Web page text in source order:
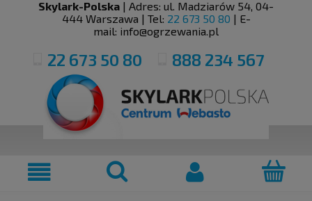
Skylark-Polska | Adres: ul. Madziarów 54, 04-
444 Warszawa | Tel: 22 673 50 80 | E-
mail: info@ogrzewania.pl
22 673 50 80 888 234 567